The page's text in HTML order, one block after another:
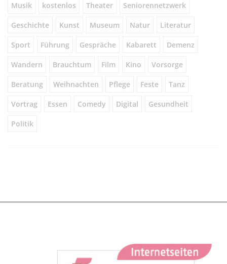
Musik kostenlos Theater Seniorennetzwerk
Geschichte Kunst Museum Natur Literatur
Sport Führung Gespräche Kabarett Demenz
Wandern Brauchtum Film Kino Vorsorge
Beratung Weihnachten Pflege Feste Tanz
Vortrag Essen Comedy Digital Gesundheit
Politik